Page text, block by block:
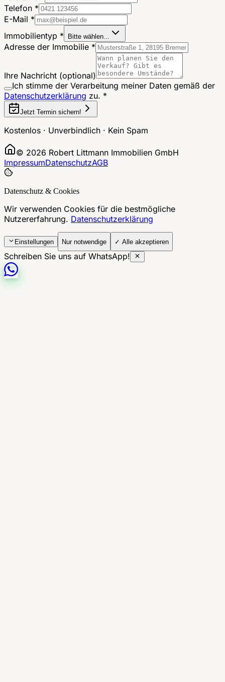
Telefon *
E-Mail *
Immobilientyp *
Bitte wählen...
Adresse der Immobilie *
Ihre Nachricht (optional)
Ich stimme der Verarbeitung meiner Daten gemäß der
Datenschutzerklärung zu. *
Jetzt Termin sichern!
Kostenlos · Unverbindlich · Kein Spam
© 2026 Robert Littmann Immobilien GmbH
ImpressumDatenschutzAGB
Datenschutz & Cookies
Wir verwenden Cookies für die bestmögliche
Nutzererfahrung. Datenschutzerklärung
Einstellungen Nur notwendige ✓ Alle akzeptieren
Schreiben Sie uns auf WhatsApp!